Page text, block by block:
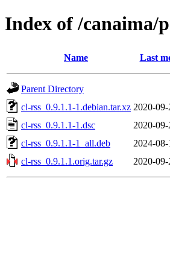
Index of /canaima/
Name Last
Parent Directory
cl-rss_0.9.1.1-1.debian.tar.xz 2020-
cl-rss_0.9.1.1-1.dsc
2020-
cl-rss_0.9.1.1-1_all.deb
2024-
cl-rss_0.9.1.1.orig.tar.gz
2020-